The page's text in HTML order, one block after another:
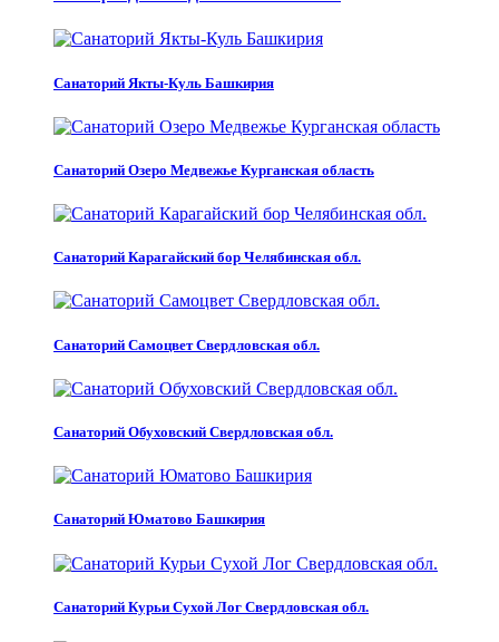
Санаторий Якты-Куль Башкирия
Санаторий Озеро Медвежье Курганская область
Санаторий Карагайский бор Челябинская обл.
Санаторий Самоцвет Свердловская обл.
Санаторий Обуховский Свердловская обл.
Санаторий Юматово Башкирия
Санаторий Курьи Сухой Лог Свердловская обл.